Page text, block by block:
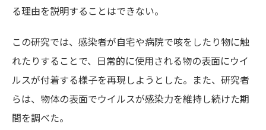
る理由を説明することはできない。
この研究では、感染者が自宅や病院で咳をしたり物に触
れたりすることで、日常的に使用される物の表面にウイ
ルスが付着する様子を再現しようとした。また、研究者
らは、物体の表面でウイルスが感染力を維持し続けた期
間を調べた。